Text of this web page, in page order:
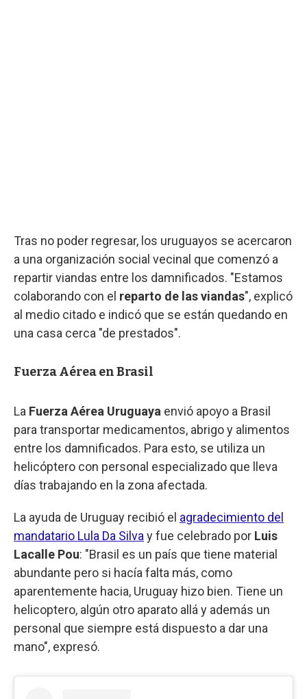
Tras no poder regresar, los uruguayos se acercaron
a una organización social vecinal que comenzó a
repartir viandas entre los damnificados. "Estamos
colaborando con el reparto de las viandas", explicó
al medio citado e indicó que se están quedando en
una casa cerca "de prestados".
Fuerza Aérea en Brasil
La Fuerza Aérea Uruguaya envió apoyo a Brasil
para transportar medicamentos, abrigo y alimentos
entre los damnificados. Para esto, se utiliza un
helicóptero con personal especializado que lleva
días trabajando en la zona afectada.
La ayuda de Uruguay recibió el agradecimiento del
mandatario Lula Da Silva y fue celebrado por Luis
Lacalle Pou: "Brasil es un país que tiene material
abundante pero si hacía falta más, como
aparentemente hacia, Uruguay hizo bien. Tiene un
helicoptero, algún otro aparato allá y además un
personal que siempre está dispuesto a dar una
mano", expresó.